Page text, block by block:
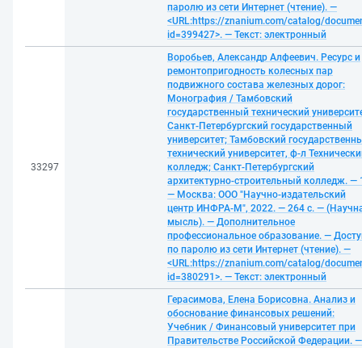
паролю из сети Интернет (чтение). —
<URL:https://znanium.com/catalog/
id=399427>. — Текст: электронный
33297
Воробьев, Александр Алфеевич. Ресурс и
ремонтопригодность колесных пар
подвижного состава железных дорог:
Монография / Тамбовский
государственный технический
Санкт-Петербургский государственный
университет; Тамбовский
технический университет, ф-л
колледж; Санкт-Петербургский
архитектурно-строительный колледж. —
— Москва: ООО "Научно-издательский
центр ИНФРА-М", 2022. — 264 с. —
мысль). — Дополнительное
профессиональное образование. —
по паролю из сети Интернет (чтение). —
<URL:https://znanium.com/catalog/
id=380291>. — Текст: электронный
Герасимова, Елена Борисовна. Анализ и
обоснование финансовых решений:
Учебник / Финансовый университет при
Правительстве Российской Федерации.